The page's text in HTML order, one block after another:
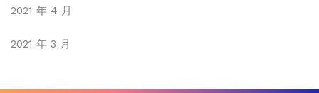
2021 年 4 月
2021 年 3 月